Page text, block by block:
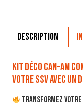
Description
Kit déco Can-Am
votre SSV avec un
Transformez votre